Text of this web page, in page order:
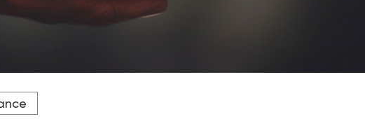
des solidarités devra reprendre l'ensemble des principes listés par